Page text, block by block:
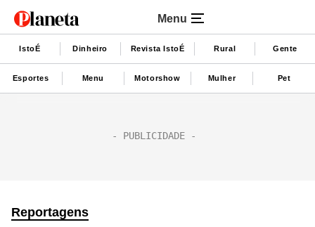
Menu
IstoÉ Dinheiro Revista IstoÉ Rural Gente
Esportes Menu Motorshow Mulher Pet
Reportagens